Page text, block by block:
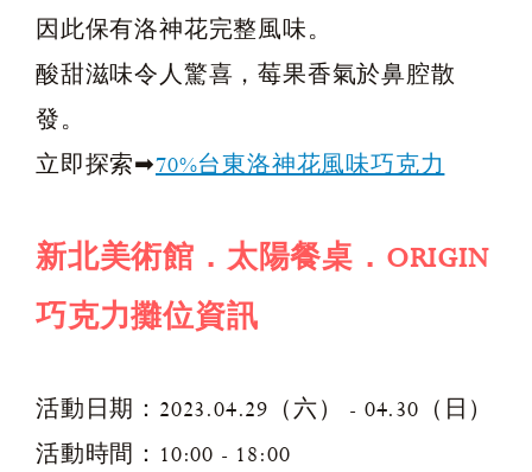
因此保有洛神花完整風味。
酸甜滋味令人驚喜，莓果香氣於鼻腔散
發。
立即探索➡70%台東洛神花風味巧克力
新北美術館．太陽餐桌．ORIGIN
巧克力攤位資訊
活動日期：2023.04.29（六） - 04.30（日）
活動時間：10:00 - 18:00